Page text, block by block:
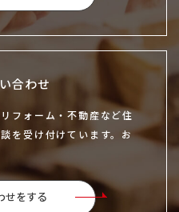
合わせ
フォーム・不動産など住
を受け付けています。お
せをする